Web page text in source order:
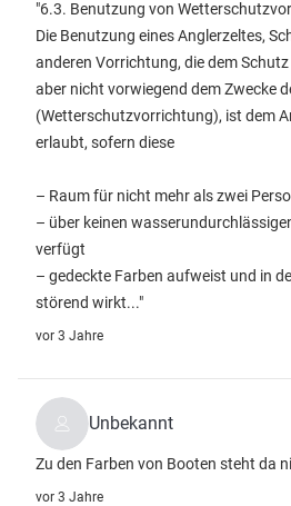
"6.3. Benutzung von
Die Benutzung eines Anglerzeltes,
anderen Vorrichtung, die dem
aber nicht vorwiegend dem Zwecke
(Wetterschutzvorrichtung), ist dem
erlaubt, sofern diese
– Raum für nicht mehr als zwei
– über keinen
verfügt
– gedeckte Farben aufweist und in
störend wirkt..."
vor 3 Jahre
Unbekannt
Zu den Farben von Booten steht da
vor 3 Jahre